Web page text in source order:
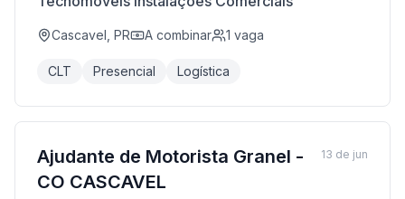
Cascavel, PR A combinar 1 vaga
CLT Presencial Logística
Ajudante de Motorista Granel -
CO CASCAVEL
13 de jun